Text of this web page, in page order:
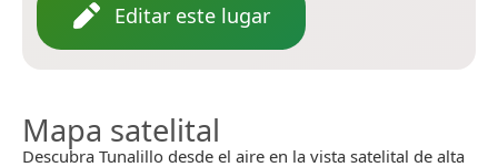
Editar este lugar
Mapa satelital
Descubra Tunalillo desde el aire en la vista satelital de alta